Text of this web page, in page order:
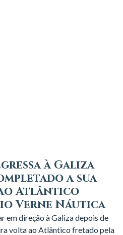
à Galiza
a sua
Atlântico
Verne Náutica
em direção à Galiza depois de
volta ao Atlântico fretado pela